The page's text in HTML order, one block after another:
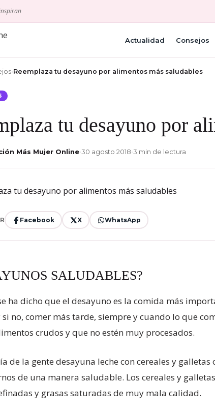
Actualidad Consejos
›Reemplaza tu desayuno por alimentos más saludables
tu desayuno por
Más Mujer Online•30 agosto 2018•3 min de lectura
Facebook X WhatsApp
SALUDABLES?
ha dicho que el desayuno es la comida más
no, comer más tarde, siempre y cuando lo que
crudos y que no estén muy procesados.
de la gente desayuna leche con cereales y
de una manera saludable. Los cereales y
y grasas saturadas de muy mala calidad.